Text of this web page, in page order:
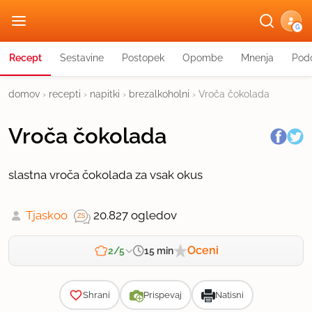
G
Recept Sestavine Postopek Opombe Mnenja
domov › recepti › napitki › brezalkoholni › Vroča čokolada
Vroča čokolada
slastna vroča čokolada za vsak okus
Tjaskoo 20.827 ogledov
2/5 15 min Oceni
Shrani Prispevaj Natisni